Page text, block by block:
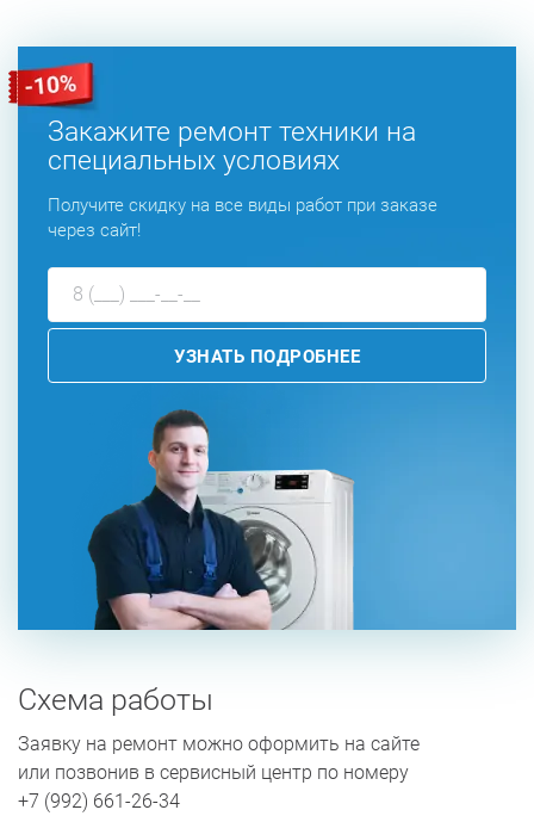
Закажите ремонт техники на
специальных условиях
Получите скидку на все виды работ при заказе
через сайт!
УЗНАТЬ ПОДРОБНЕЕ
Схема работы
Заявку на ремонт можно оформить на сайте
или позвонив в сервисный центр по номеру
+7 (992) 661-26-34